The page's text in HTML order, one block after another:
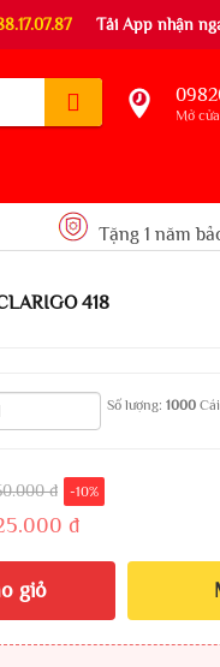
Tải App nhận
Mở
Tặng 1 năm
418
Số lượng:1000 Cái
đ -10%
đ
giỏ